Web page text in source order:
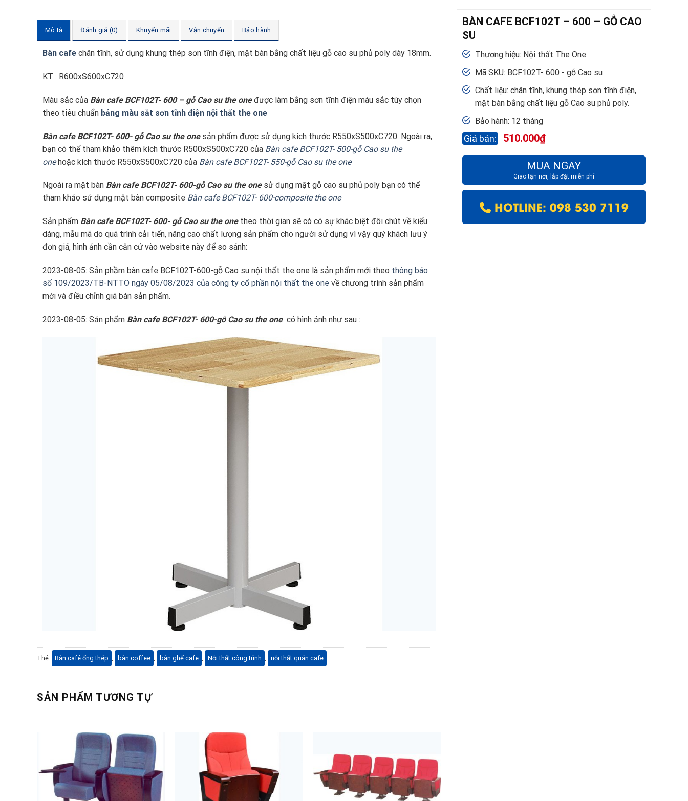
Mô tả Đánh giá (0) Khuyến mãi Vận chuyển Bảo hành
Bàn cafe chân tĩnh, sử dụng khung thép sơn tĩnh điện, mặt bàn bằng chất liệu gỗ cao su phủ poly dày 18mm.
KT : R600xS600xC720
Màu sắc của Bàn cafe BCF102T- 600 – gỗ Cao su the oneđược làm bằng sơn tĩnh điện màu sắc tùy chọn
theo tiêu chuẩn bảng màu sắt sơn tĩnh điện nội thất the one
Bàn cafe BCF102T- 600- gỗ Cao su the one sản phẩm được sử dụng kích thước R550xS500xC720. Ngoài ra,
bạn có thể tham khảo thêm kích thước R500xS500xC720 của Bàn cafe BCF102T- 500-gỗ Cao su the
one hoặc kích thước R550xS500xC720 của Bàn cafe BCF102T- 550-gỗ Cao su the one
Ngoài ra mặt bàn Bàn cafe BCF102T- 600-gỗ Cao su the one sử dụng mặt gỗ cao su phủ poly bạn có thể
tham khảo sử dụng mặt bàn composite Bàn cafe BCF102T- 600-composite the one
Sản phẩm Bàn cafeBCF102T- 600- gỗ Cao su the onetheo thời gian sẽ có có sự khác biệt đôi chút về kiểu
dáng, mẫu mã do quá trình cải tiến, nâng cao chất lượng sản phẩm cho người sử dụng vì vậy quý khách lưu ý
đơn giá, hình ảnh cần căn cứ vào website này để so sánh:
2023-08-05: Sản phầm bàn cafe BCF102T-600-gỗ Cao su nội thất the one là sản phẩm mới theo thông báo
số 109/2023/TB-NTTO ngày 05/08/2023 của công ty cổ phần nội thất the one về chương trình sản phẩm
mới và điều chỉnh giá bán sản phẩm.
2023-08-05: Sản phẩm Bàn cafeBCF102T- 600-gỗ Cao su the onecó hình ảnh như sau :
Thẻ: Bàn café ống thép , bàn coffee , bàn ghế cafe , Nội thất công trình , nội thất quán cafe
SẢN PHẨM TƯƠNG TỰ
BÀN CAFE BCF102T – 600 – GỖ CAO
SU
Thương hiệu: Nội thất The One
Mã SKU: BCF102T- 600 - gỗ Cao su
Chất liệu: chân tĩnh, khung thép sơn tĩnh điện,
mặt bàn bằng chất liệu gỗ Cao su phủ poly.
Bảo hành: 12 tháng
510.000₫
MUA NGAY
Giao tận nơi, lắp đặt miễn phí
HOTLINE: 098 530 7119